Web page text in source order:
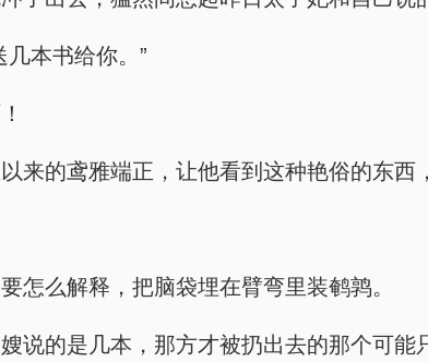
本书给你。”
来的鸢雅端正，让他看到这种艳俗的东西
怎么解释，把脑袋埋在臂弯里装鹌鹑。
说的是几本，那方才被扔出去的那个可